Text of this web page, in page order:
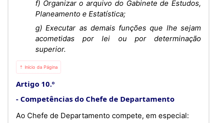
f) Organizar o arquivo do Gabinete de Estudos,
Planeamento e Estatística;
g) Executar as demais funções que lhe sejam
acometidas por lei ou por determinação
superior.
⇡ Início da Página
Artigo 10.º
Competências do Chefe de Departamento
Ao Chefe de Departamento compete, em especial: